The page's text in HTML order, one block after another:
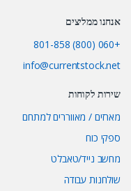
אנחנו ממליצים
+060 (800) 801-858
info@currentstock.net
שירות לקוחות
מארזים / מאווררים למתחם
ספקי כוח
מחשב נייד/טאבלט
שולחנות עבודה